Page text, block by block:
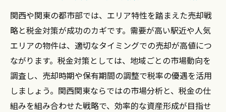
関西や関東の都市部では、エリア特性を踏まえた売却戦
略と税金対策が成功のカギです。需要が高い駅近や人気
エリアの物件は、適切なタイミングでの売却が高値につ
ながります。税金対策としては、地域ごとの市場動向を
調査し、売却時期や保有期間の調整で税率の優遇を活用
しましょう。関西関東ならではの市場分析と、税金の仕
組みを組み合わせた戦略で、効率的な資産形成が目指せ